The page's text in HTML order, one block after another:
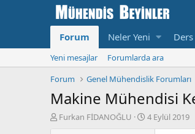
Forum Neler Yeni
Yeni mesajlar
Forumlarda ara
Forum
Genel Mühendislik Forumları
Makine Mühendisi
K
Furkan FİDANOĞLU
B
4 Eylül 2019